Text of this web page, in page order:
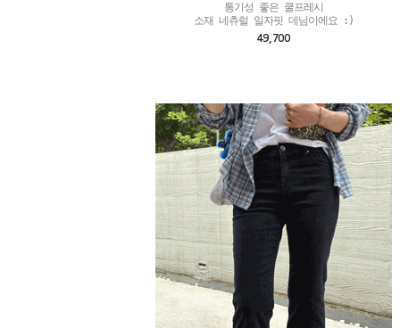
통기성 좋은 쿨프레시
소재 네츄럴 일자핏 데님이에요 :)
49,700